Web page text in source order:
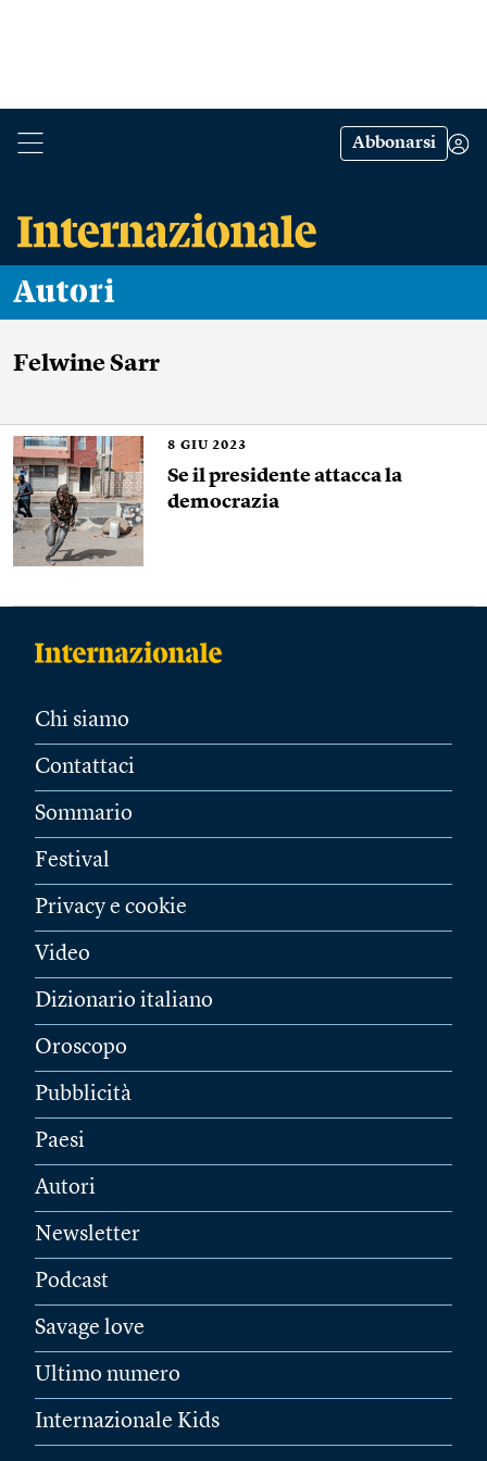
Abbonarsi
Autori
Felwine Sarr
8 GIU 2023
Se il presidente attacca la
democrazia
Chi siamo
Contattaci
Sommario
Festival
Privacy e cookie
Video
Dizionario italiano
Oroscopo
Pubblicità
Paesi
Autori
Newsletter
Podcast
Savage love
Ultimo numero
Internazionale Kids